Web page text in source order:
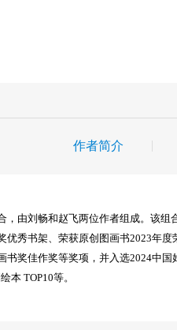
作者简介
，由刘畅和赵飞两位作者组成。该
优秀书架、荣获原创图画书2023年
书奖佳作奖等奖项，并入选2024中
本 TOP10等。